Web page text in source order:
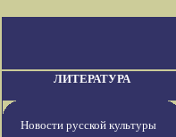
ЛИТЕРАТУРА
Новости русской культуры